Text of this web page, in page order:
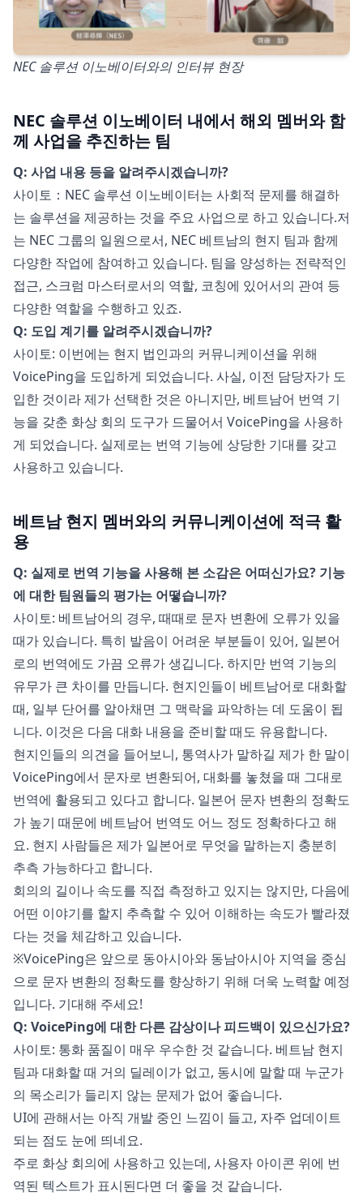
NEC 솔루션 이노베이터와의 인터뷰 현장
NEC 솔루션 이노베이터 내에서 해외 멤버와 함
께 사업을 추진하는 팀
Q: 사업 내용 등을 알려주시겠습니까?
사이토：NEC 솔루션 이노베이터는 사회적 문제를 해결하
는 솔루션을 제공하는 것을 주요 사업으로 하고 있습니다.저
는 NEC 그룹의 일원으로서, NEC 베트남의 현지 팀과 함께
다양한 작업에 참여하고 있습니다. 팀을 양성하는 전략적인
접근, 스크럼 마스터로서의 역할, 코칭에 있어서의 관여 등
다양한 역할을 수행하고 있죠.
Q: 도입 계기를 알려주시겠습니까?
사이토: 이번에는 현지 법인과의 커뮤니케이션을 위해
VoicePing을 도입하게 되었습니다. 사실, 이전 담당자가 도
입한 것이라 제가 선택한 것은 아니지만, 베트남어 번역 기
능을 갖춘 화상 회의 도구가 드물어서 VoicePing을 사용하
게 되었습니다. 실제로는 번역 기능에 상당한 기대를 갖고
사용하고 있습니다.
베트남 현지 멤버와의 커뮤니케이션에 적극 활
용
Q: 실제로 번역 기능을 사용해 본 소감은 어떠신가요? 기능
에 대한 팀원들의 평가는 어떻습니까?
사이토: 베트남어의 경우, 때때로 문자 변환에 오류가 있을
때가 있습니다. 특히 발음이 어려운 부분들이 있어, 일본어
로의 번역에도 가끔 오류가 생깁니다. 하지만 번역 기능의
유무가 큰 차이를 만듭니다. 현지인들이 베트남어로 대화할
때, 일부 단어를 알아채면 그 맥락을 파악하는 데 도움이 됩
니다. 이것은 다음 대화 내용을 준비할 때도 유용합니다.
현지인들의 의견을 들어보니, 통역사가 말하길 제가 한 말이
VoicePing에서 문자로 변환되어, 대화를 놓쳤을 때 그대로
번역에 활용되고 있다고 합니다. 일본어 문자 변환의 정확도
가 높기 때문에 베트남어 번역도 어느 정도 정확하다고 해
요. 현지 사람들은 제가 일본어로 무엇을 말하는지 충분히
추측 가능하다고 합니다.
회의의 길이나 속도를 직접 측정하고 있지는 않지만, 다음에
어떤 이야기를 할지 추측할 수 있어 이해하는 속도가 빨라졌
다는 것을 체감하고 있습니다.
※VoicePing은 앞으로 동아시아와 동남아시아 지역을 중심
으로 문자 변환의 정확도를 향상하기 위해 더욱 노력할 예정
입니다. 기대해 주세요!
Q: VoicePing에 대한 다른 감상이나 피드백이 있으신가요?
사이토: 통화 품질이 매우 우수한 것 같습니다. 베트남 현지
팀과 대화할 때 거의 딜레이가 없고, 동시에 말할 때 누군가
의 목소리가 들리지 않는 문제가 없어 좋습니다.
UI에 관해서는 아직 개발 중인 느낌이 들고, 자주 업데이트
되는 점도 눈에 띄네요.
주로 화상 회의에 사용하고 있는데, 사용자 아이콘 위에 번
역된 텍스트가 표시된다면 더 좋을 것 같습니다.